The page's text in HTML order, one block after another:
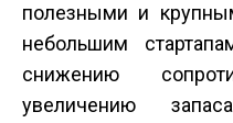
полезными и
небольшим
снижению
увеличению